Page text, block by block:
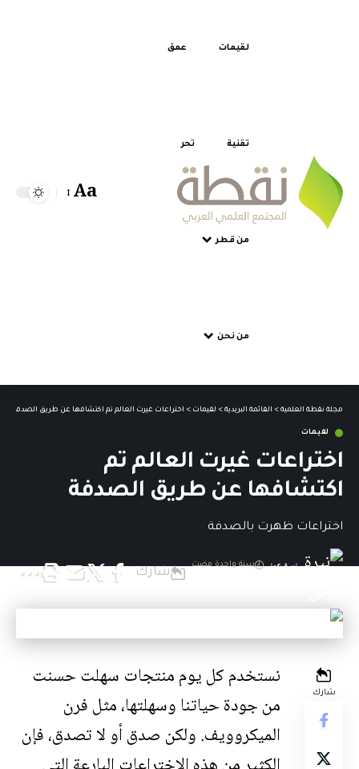
لقيمات عمق
تقنية تحر
من قطر
من نحن
Font
Aa
مجلة نقطة العلمية > القائمة البريدية > لقيمات > اختراعات غيرت العالم تم اكتشافها عن طريق الصدفة
لقيمات
اختراعات غيرت العالم تم
اكتشافها عن طريق الصدفة
اختراعات ظهرت بالصدفة
نيرة عونى سنة واحدة مضت
شارك
شارك
نستخدم كل يوم منتجات سهلت حسنت
من جودة حياتنا وسهلتها، مثل فرن
الميكروويف. ولكن صدق أو لا تصدق، فإن